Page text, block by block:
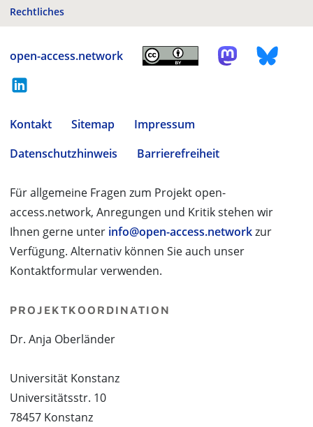
Rechtliches
open-access.network
Kontakt Sitemap
Impressum
Datenschutzhinweis
Barrierefreiheit
Für allgemeine Fragen zum Projekt open-
access.network, Anregungen und Kritik stehen wir
Ihnen gerne unter info@open-access.networkzur
Verfügung. Alternativ können Sie auch unser
Kontaktformular verwenden.
PROJEKTKOORDINATION
Dr. Anja Oberländer
Universität Konstanz
Universitätsstr. 10
78457 Konstanz